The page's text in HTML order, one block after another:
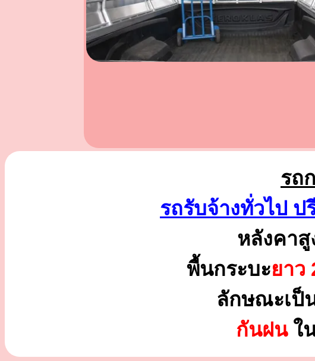
รถ
รถรับจ้างทั่วไป
หลังคาสู
พื้นกระบะยาว
ลักษณะเป็
กันฝนใ